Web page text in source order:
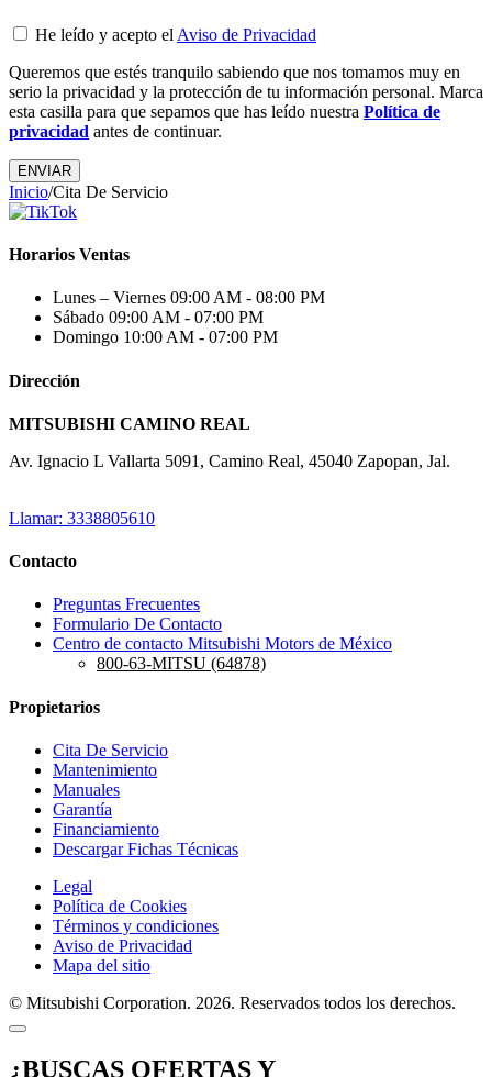
He leído y acepto el Aviso de Privacidad
Queremos que estés tranquilo sabiendo que nos tomamos muy en
serio la privacidad y la protección de tu información personal. Marca
esta casilla para que sepamos que has leído nuestra Política de
privacidad antes de continuar.
Inicio/Cita De Servicio
Horarios Ventas
Lunes – Viernes 09:00 AM - 08:00 PM
Sábado 09:00 AM - 07:00 PM
Domingo 10:00 AM - 07:00 PM
Dirección
MITSUBISHI CAMINO REAL
Av. Ignacio L Vallarta 5091, Camino Real, 45040 Zapopan, Jal.
Llamar: 3338805610
Contacto
Preguntas Frecuentes
Formulario De Contacto
Centro de contacto Mitsubishi Motors de México
800-63-MITSU (64878)
Propietarios
Cita De Servicio
Mantenimiento
Manuales
Garantía
Financiamiento
Descargar Fichas Técnicas
Legal
Política de Cookies
Términos y condiciones
Aviso de Privacidad
Mapa del sitio
© Mitsubishi Corporation. 2026. Reservados todos los derechos.
¿BUSCAS OFERTAS Y